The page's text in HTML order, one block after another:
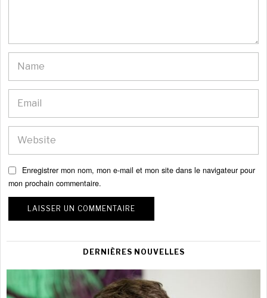
Enregistrer mon nom, mon e-mail et mon site dans le navigateur pour
mon prochain commentaire.
DERNIÈRES NOUVELLES